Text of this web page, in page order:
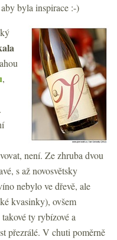
byla inspirace :-)
,
není. Ze zhruba dvou
s až novosvětsky
nebylo ve dřevě, ale
kvasinky), ovšem
ty rybízové a
přezrálé. V chuti poměrně